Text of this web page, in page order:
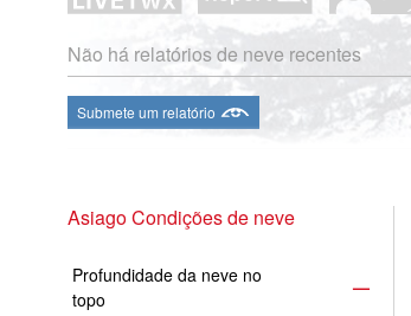
Não há relatórios de neve recentes
Submete um relatório
Asiago Condições de neve
Profundidade da neve no
topo
—